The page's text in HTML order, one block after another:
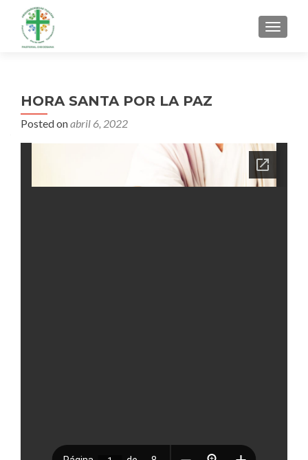
MENU
HORA SANTA POR LA PAZ
Posted onabril 6, 2022